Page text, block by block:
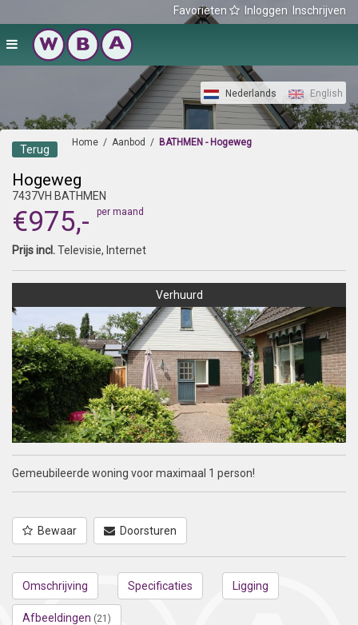
Favorieten Inloggen Inschrijven
Nederlands English
Home / Aanbod / BATHMEN - Hogeweg
Terug
Hogeweg
7437VH BATHMEN
€975,- per maand
Prijs incl.Televisie, Internet
Verhuurd
Gemeubileerde woning voor maximaal 1 person!
Bewaar Doorsturen
Omschrijving Specificaties Ligging
Afbeeldingen (21)